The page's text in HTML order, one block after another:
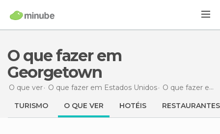
O que fazer em
Georgetown
O que ver O que fazer em Estados Unidos O que fazer em Colorado
TURISMO O QUE VER HOTÉIS RESTAURANTES